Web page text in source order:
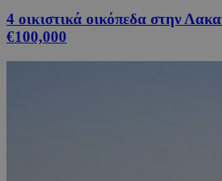
4 οικιστικά οικόπεδα στην
€100,000